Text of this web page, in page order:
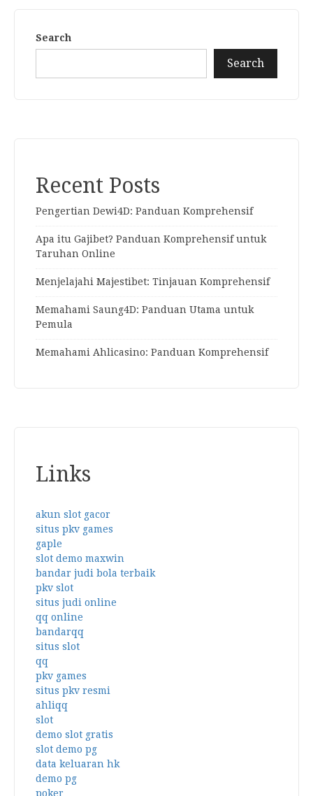
Search
Search
Recent Posts
Pengertian Dewi4D: Panduan Komprehensif
Apa itu Gajibet? Panduan Komprehensif untuk
Taruhan Online
Menjelajahi Majestibet: Tinjauan Komprehensif
Memahami Saung4D: Panduan Utama untuk
Pemula
Memahami Ahlicasino: Panduan Komprehensif
Links
akun slot gacor
situs pkv games
gaple
slot demo maxwin
bandar judi bola terbaik
pkv slot
situs judi online
qq online
bandarqq
situs slot
qq
pkv games
situs pkv resmi
ahliqq
slot
demo slot gratis
slot demo pg
data keluaran hk
demo pg
poker